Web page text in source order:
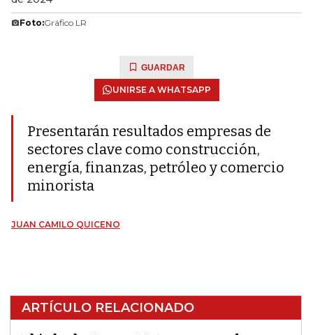
Foto:Gráfico LR
GUARDAR
UNIRSE A WHATSAPP
Presentarán resultados empresas de
sectores clave como construcción,
energía, finanzas, petróleo y comercio
minorista
JUAN CAMILO QUICENO
ARTÍCULO RELACIONADO